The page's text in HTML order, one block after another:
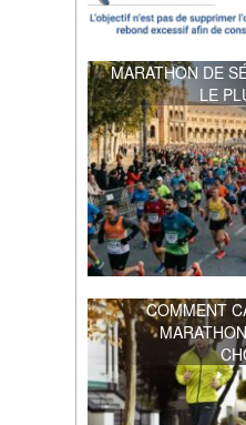
MARATHON DE
LE
COMMENT